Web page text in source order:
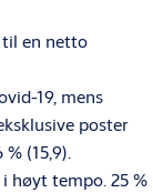
en netto
19, mens
poster
(15,9).
høyt tempo. 25 %